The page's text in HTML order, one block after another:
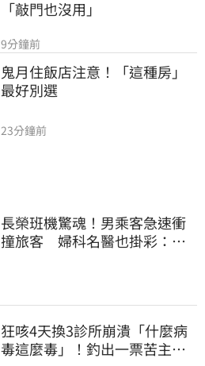
「敲門也沒用」
9分鐘前
鬼月住飯店注意！「這種房」
最好別選
23分鐘前
長榮班機驚魂！男乘客急速衝
撞旅客 婦科名醫也掛彩：全
狂咳4天換3診所崩潰「什麼病
毒這麼毒」！釣出一票苦主：